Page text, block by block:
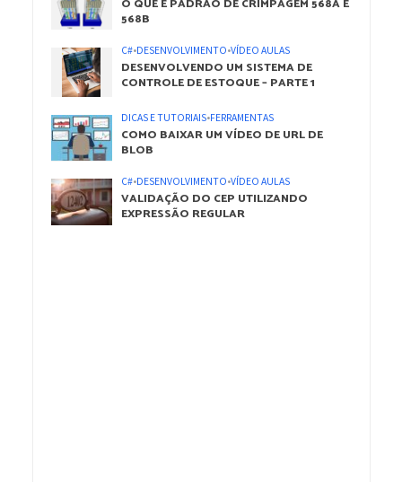
O QUE É PADRÃO DE CRIMPAGEM 568A E
568B
C#•DESENVOLVIMENTO•VÍDEO AULAS
DESENVOLVENDO UM SISTEMA DE
CONTROLE DE ESTOQUE – PARTE 1
DICAS E TUTORIAIS•FERRAMENTAS
COMO BAIXAR UM VÍDEO DE URL DE
BLOB
C#•DESENVOLVIMENTO•VÍDEO AULAS
VALIDAÇÃO DO CEP UTILIZANDO
EXPRESSÃO REGULAR